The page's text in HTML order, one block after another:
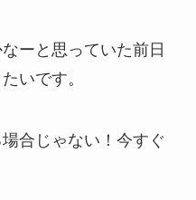
ーと思っていた前日
いです。
合じゃない！今すぐ